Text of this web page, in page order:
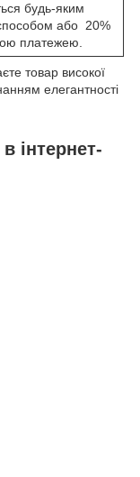
будь-яким
або 20%
платежею.
товар високої
елегантності
інтернет-